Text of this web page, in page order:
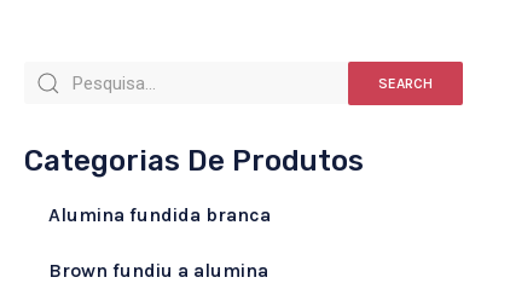
SEARCH
Categorias De Produtos
Alumina fundida branca
Brown fundiu a alumina